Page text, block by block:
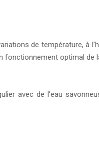
de température, à
optimal
avec de l’eau